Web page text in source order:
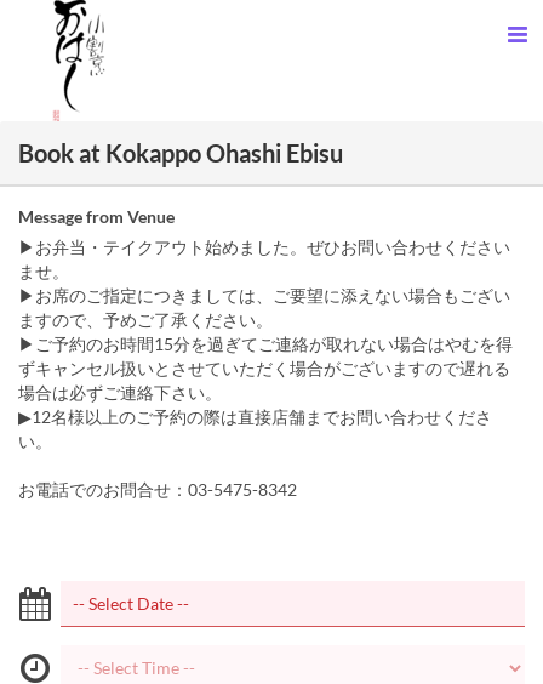
Book at Kokappo Ohashi Ebisu
Message from Venue
▶お弁当・テイクアウト始めました。ぜひお問い合わせください
ませ。
▶お席のご指定につきましては、ご要望に添えない場合もござい
ますので、予めご了承ください。
▶ご予約のお時間15分を過ぎてご連絡が取れない場合はやむを得
ずキャンセル扱いとさせていただく場合がございますので遅れる
場合は必ずご連絡下さい。
▶12名様以上のご予約の際は直接店舗までお問い合わせくださ
い。
お電話でのお問合せ：03-5475-8342